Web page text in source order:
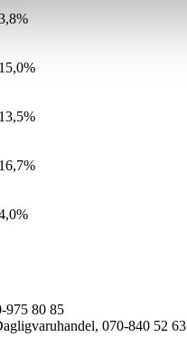
15,0%
13,5%
16,7%
975 80 85
070-840 52 63